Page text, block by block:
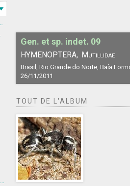
Anisoptera)
Lépidoptères (papillons de jour) : nymphalidés
Gen. et sp. indet. 09
HYMENOPTERA, Mutillidae
Brasil, Rio Grande do Norte, Baía
26/11/2011
TOUT DE L'ALBUM